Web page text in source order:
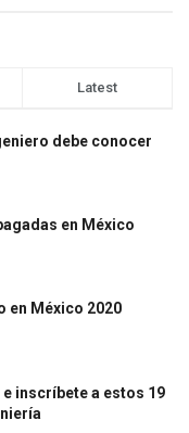
Latest
debe conocer
en México
en México 2020
inscríbete a estos 19